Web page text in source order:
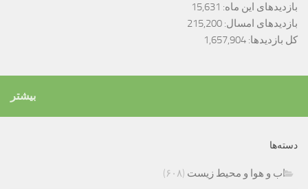
بازدیدهای این ماه: 15,631
بازدیدهای امسال: 215,200
کل بازدیدها: 1,657,904
بیشتر
دسته‌ها
اب و هوا و محیط زیست (۶۰۸)